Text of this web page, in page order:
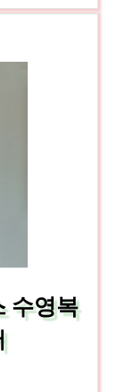
수영복